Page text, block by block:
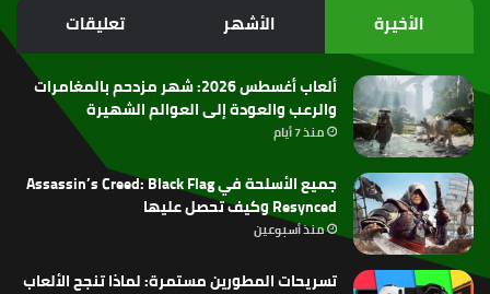
الموقع
RSS
الأخيرة الأشهر تعليقات
ألعاب أغسطس 2026: شهر مزدحم بالمغامرات
والرعب والعودة إلى العوالم الشهيرة
منذ 7 أيام
جميع الأسلحة في Assassin’s Creed: Black Flag
Resynced وكيف تحصل عليها
منذ أسبوعين
تسريحات المطورين مستمرة: لماذا تنجح الألعاب